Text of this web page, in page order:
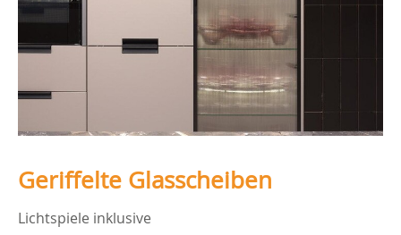
Geriffelte Glasscheiben
Lichtspiele inklusive